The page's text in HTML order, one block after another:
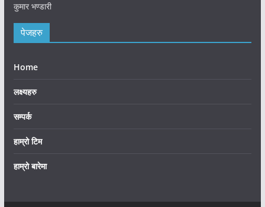
कुमार भण्डारी
पेजहरु
Home
लक्ष्यहरु
सम्पर्क
हाम्रो टिम
हाम्रो बारेमा